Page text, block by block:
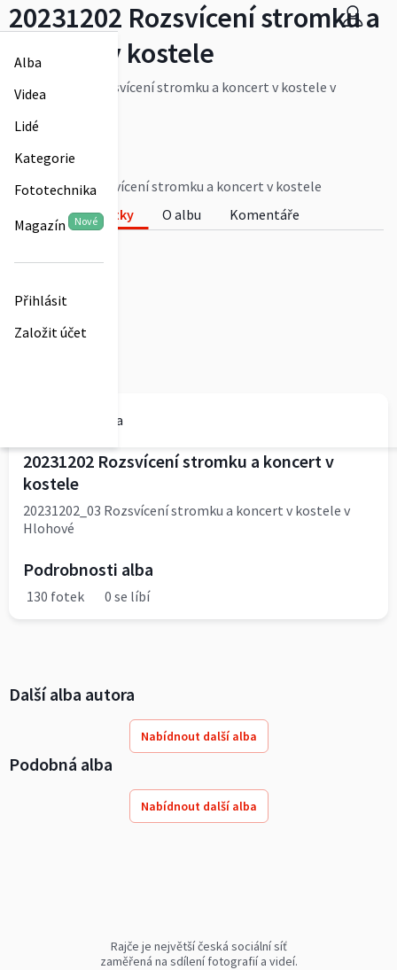
Alba
Videa
Lidé
Kategorie
Fototechnika
Magazín Nové
Přihlásit
Založit účet
20231202 Rozsvícení stromku a
koncert v kostele
20231202_03 Rozsvícení stromku a koncert v kostele v
Hlohové
Více
0
20231202 Rozsvícení stromku a koncert v kostele
Fotky
O albu
Komentáře
obec-hlohova
20231202 Rozsvícení stromku a koncert v
kostele
20231202_03 Rozsvícení stromku a koncert v kostele v
Hlohové
Podrobnosti alba
130 fotek 0 se líbí
Další alba autora
Nabídnout další alba
Podobná alba
Nabídnout další alba
Rajče je největší česká sociální síť
zaměřená na sdílení fotografií a videí.